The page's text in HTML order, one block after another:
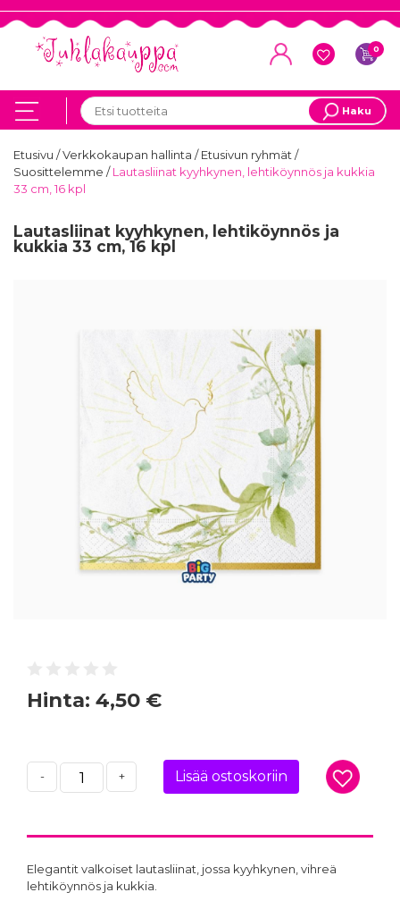
0
Haku
Etusivu /Verkkokaupan hallinta /Etusivun ryhmät/
Suosittelemme /Lautasliinat kyyhkynen, lehtiköynnös ja kukkia
33 cm, 16 kpl
Lautasliinat kyyhkynen, lehtiköynnös ja
kukkia 33 cm, 16 kpl
Hinta: 4,50 €
- + Lisää ostoskoriin
Elegantit valkoiset lautasliinat, jossa kyyhkynen, vihreä
lehtiköynnös ja kukkia.